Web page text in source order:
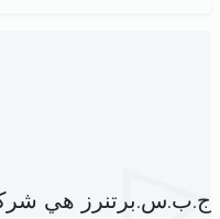
ج.ب.س.برتنرز هي